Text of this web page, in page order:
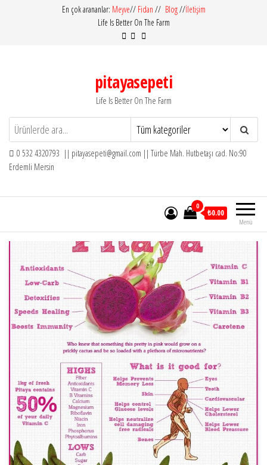
En çok arananlar: Meyve// Fidan // Blog//İletişim
Life Is Better On The Farm
pitayasepeti
Life Is Better On The Farm
0 532 4320793 || pitayasepeti@gmail.com || Türbe Mah. Hutbetaşı cad. No:90
Erdemli Mersin
Menü
0
₺0.00